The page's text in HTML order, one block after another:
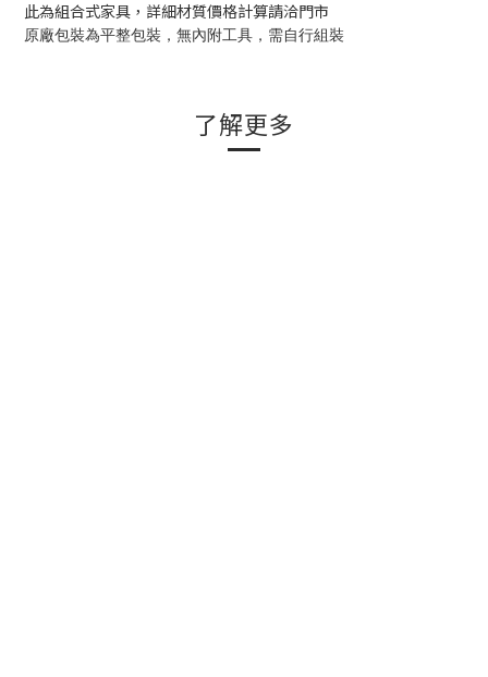
此為組合式家具，詳細材質價格計算請洽門市
原廠包裝為平整包裝，無內附工具，需自行組裝
了解更多